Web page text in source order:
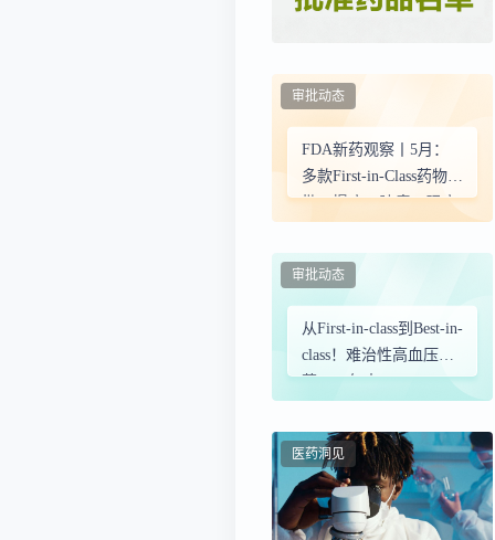
FDA新药观察丨5月：
多款First-in-Class药物获
批，慢病、肿瘤、肝病
法
审批动态
从First-in-class到Best-in-
class！难治性高血压新
药2026年大PK
审批动态
医药洞见